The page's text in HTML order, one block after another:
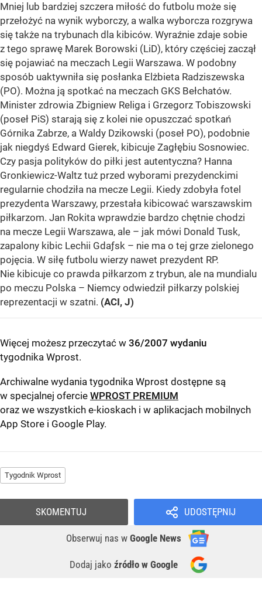
Mniej lub bardziej szczera miłość do futbolu może się
przełożyć na wynik wyborczy, a walka wyborcza rozgrywa
się także na trybunach dla kibiców. Wyraźnie zdaje sobie
z tego sprawę Marek Borowski (LiD), który częściej zaczął
się pojawiać na meczach Legii Warszawa. W podobny
sposób uaktywniła się posłanka Elżbieta Radziszewska
(PO). Można ją spotkać na meczach GKS Bełchatów.
Minister zdrowia Zbigniew Religa i Grzegorz Tobiszowski
(poseł PiS) starają się z kolei nie opuszczać spotkań
Górnika Zabrze, a Waldy Dzikowski (poseł PO), podobnie
jak niegdyś Edward Gierek, kibicuje Zagłębiu Sosnowiec.
Czy pasja polityków do piłki jest autentyczna? Hanna
Gronkiewicz-Waltz tuż przed wyborami prezydenckimi
regularnie chodziła na mecze Legii. Kiedy zdobyła fotel
prezydenta Warszawy, przestała kibicować warszawskim
piłkarzom. Jan Rokita wprawdzie bardzo chętnie chodzi
na mecze Legii Warszawa, ale – jak mówi Donald Tusk,
zapalony kibic Lechii Gdaƒsk – nie ma o tej grze zielonego
pojęcia. W siłę futbolu wierzy nawet prezydent RP.
Nie kibicuje co prawda piłkarzom z trybun, ale na mundialu
po meczu Polska – Niemcy odwiedził piłkarzy polskiej
reprezentacji w szatni. (ACI, J)
Więcej możesz przeczytać w 36/2007 wydaniu
tygodnika Wprost.
Archiwalne wydania tygodnika Wprost dostępne są
w specjalnej ofercie WPROST PREMIUM
oraz we wszystkich e-kioskach i w aplikacjach mobilnych
App Store i Google Play.
Tygodnik Wprost
UDOSTĘPNIJ
Obserwuj nas w Google News
Dodaj jako źródło w Google
SKOMENTUJ